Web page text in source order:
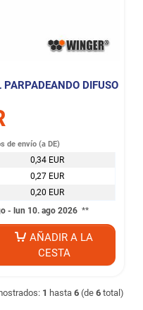
DIFUSO
de envío (a DE)
0,34 EUR
0,27 EUR
0,20 EUR
- lun 10. ago 2026 **
AÑADIR A LA
CESTA
1 hasta6 (de6 total)